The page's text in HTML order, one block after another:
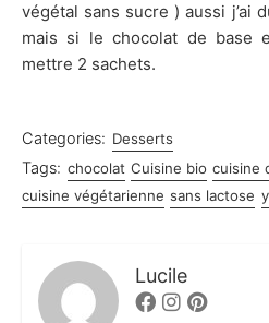
végétal sans sucre ) aussi j’ai
mais si le chocolat de base
mettre 2 sachets.
Categories: Desserts
Tags: chocolat Cuisine bio cuisine
cuisine végétarienne sans lactose
Lucile
FacebookInstagram
Pinterest